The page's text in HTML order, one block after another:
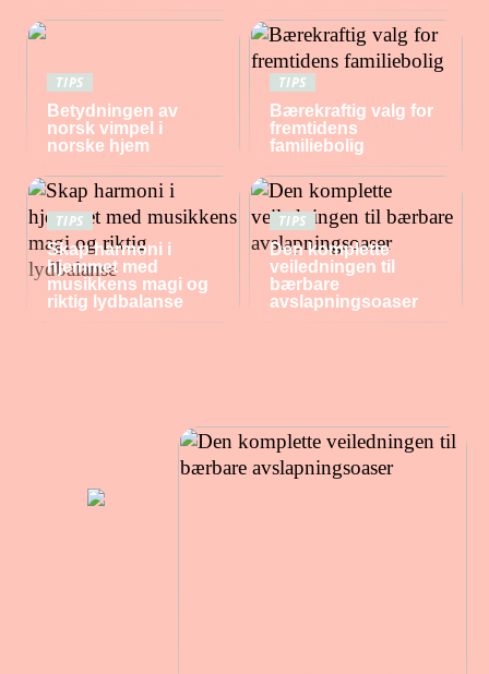
TIPS
Betydningen av
norsk vimpel i
norske hjem
TIPS
Bærekraftig valg for
fremtidens
familiebolig
TIPS
Skap harmoni i
hjemmet med
musikkens magi og
riktig lydbalanse
TIPS
Den komplette
veiledningen til
bærbare
avslapningsoaser